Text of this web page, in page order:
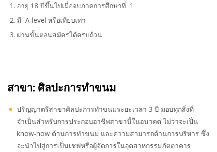
อายุ 18 ปีขึ้นไปเมื่อจบภาคการศึกษาที่ 1
มี A-level หรือเทียบเท่า
ผ่านขั้นตอนสมัครได้ครบถ้วน
สาขา: ศิลปะการทำขนม
ปริญญาตรีสาขาศิลปะการทำขนมระยะเวลา 3 ปี มอบทุกสิ่งที่
จำเป็นสำหรับการประกอบอาชีพสาขานี้ในอนาคต ไม่ว่าจะเป็น
know-how ด้านการทำขนม และความสามารถด้านการบริหาร ซึ่ง
จะนำไปสู่การเป็นเชฟหรือผู้จัดการในอุตสาหกรรมภัตตาคาร